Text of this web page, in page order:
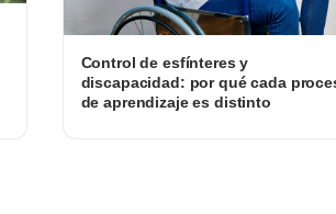
Control de esfínteres y
discapacidad: por qué cada
de aprendizaje es distinto